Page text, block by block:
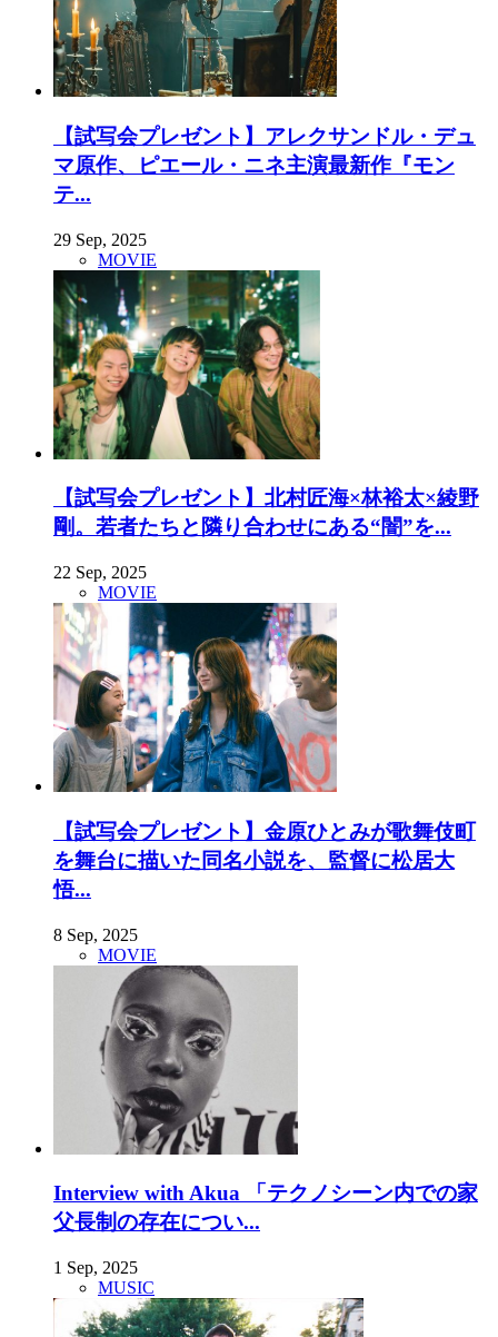
【試写会プレゼント】アレクサンドル・デュ
マ原作、ピエール・ニネ主演最新作『モン
テ...
29 Sep, 2025
MOVIE
【試写会プレゼント】北村匠海×林裕太×綾野
剛。若者たちと隣り合わせにある“闇”を...
22 Sep, 2025
MOVIE
【試写会プレゼント】金原ひとみが歌舞伎町
を舞台に描いた同名小説を、監督に松居大
悟...
8 Sep, 2025
MOVIE
Interview with Akua 「テクノシーン内での家
父長制の存在につい...
1 Sep, 2025
MUSIC